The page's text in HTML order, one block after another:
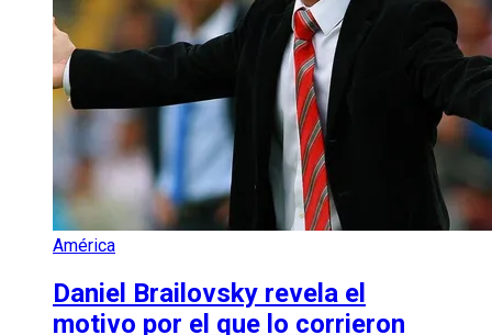
América
Daniel Brailovsky revela el
motivo por el que lo corrieron